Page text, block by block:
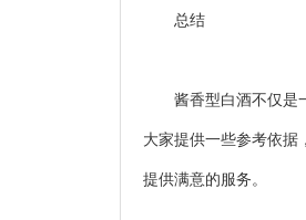
总结
酱香型白酒不仅是一
大家提供一些参考依
提供满意的服务。